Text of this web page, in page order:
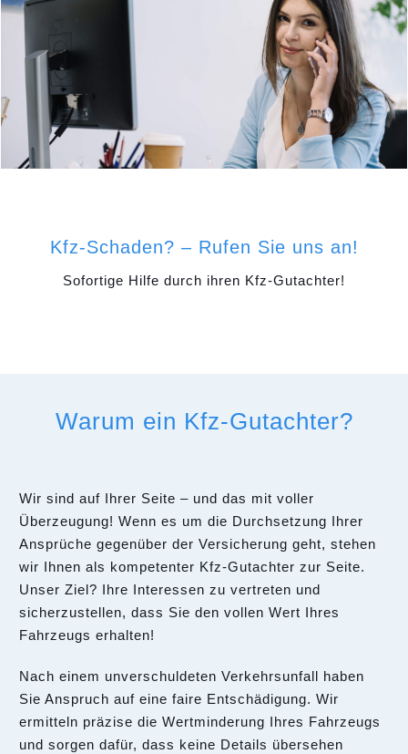
Kfz-Schaden? – Rufen Sie uns an!
Sofortige Hilfe durch ihren Kfz-Gutachter!
Warum ein Kfz-Gutachter?
Wir sind auf Ihrer Seite – und das mit voller
Überzeugung! Wenn es um die Durchsetzung Ihrer
Ansprüche gegenüber der Versicherung geht, stehen
wir Ihnen als kompetenter Kfz-Gutachter zur Seite.
Unser Ziel? Ihre Interessen zu vertreten und
sicherzustellen, dass Sie den vollen Wert Ihres
Fahrzeugs erhalten!
Nach einem unverschuldeten Verkehrsunfall haben
Sie Anspruch auf eine faire Entschädigung. Wir
ermitteln präzise die Wertminderung Ihres Fahrzeugs
und sorgen dafür, dass keine Details übersehen